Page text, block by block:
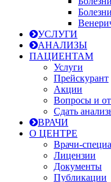
УСЛУГИ
АНАЛИЗЫ
ПАЦИЕНТАМ
Услуги
Прейскурант
Акции
Вопросы и
Сдать
ВРАЧИ
О ЦЕНТРЕ
Врачи-
Лицензии
Документы
Публикации